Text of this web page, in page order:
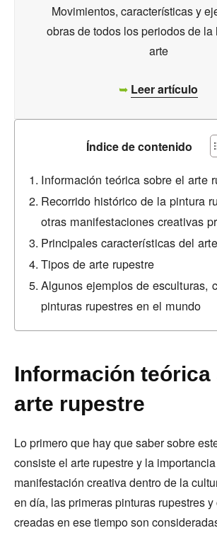
Movimientos, características y
obras de todos los periodos de la
arte
➥ Leer artículo
Índice de contenido
Información teórica sobre el arte
Recorrido histórico de la pintura
otras manifestaciones creativas
Principales características del
Tipos de arte rupestre
Algunos ejemplos de esculturas,
pinturas rupestres en el mundo
Información teórica
arte rupestre
Lo primero que hay que saber sobre
consiste el arte rupestre y la
manifestación creativa dentro de la
en día, las primeras pinturas rupestres
creadas en ese tiempo son